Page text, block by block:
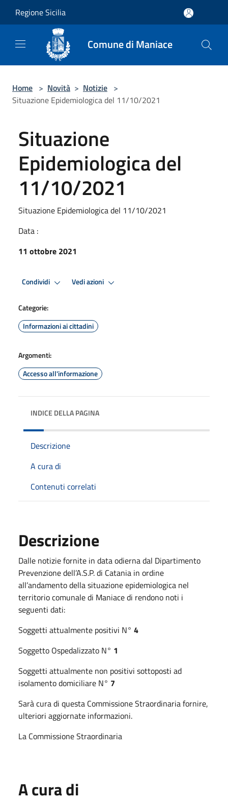
Regione Sicilia
Comune di Maniace
Home > Novità > Notizie >
Situazione Epidemiologica del 11/10/2021
Situazione
Epidemiologica del
11/10/2021
Situazione Epidemiologica del 11/10/2021
Data :
11 ottobre 2021
Condividi Vedi azioni
Categorie:
Informazioni ai cittadini
Argomenti:
Accesso all'informazione
INDICE DELLA PAGINA
Descrizione
A cura di
Contenuti correlati
Descrizione
Dalle notizie fornite in data odierna dal Dipartimento
Prevenzione dell’A.S.P. di Catania in ordine
all’andamento della situazione epidemiologica nel
territorio comunale di Maniace di rendono noti i
seguenti dati:
Soggetti attualmente positivi N° 4
Soggetto Ospedalizzato N° 1
Soggetti attualmente non positivi sottoposti ad
isolamento domiciliare N° 7
Sarà cura di questa Commissione Straordinaria fornire,
ulteriori aggiornate informazioni.
La Commissione Straordinaria
A cura di